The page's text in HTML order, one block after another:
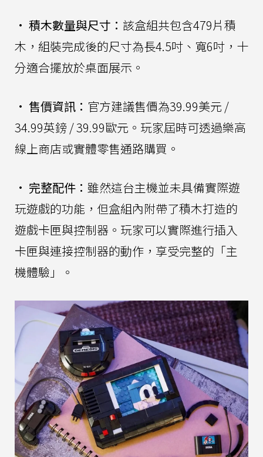
• 積木數量與尺寸： 該盒組共包含479片積
木，組裝完成後的尺寸為長4.5吋、寬6吋，十
分適合擺放於桌面展示。
• 售價資訊： 官方建議售價為39.99美元 /
34.99英鎊 / 39.99歐元。玩家屆時可透過樂高
線上商店或實體零售通路購買。
• 完整配件： 雖然這台主機並未具備實際遊
玩遊戲的功能，但盒組內附帶了積木打造的
遊戲卡匣與控制器。玩家可以實際進行插入
卡匣與連接控制器的動作，享受完整的「主
機體驗」。